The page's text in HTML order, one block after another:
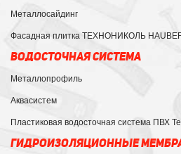
Металлосайдинг
Фасадная плитка ТЕХНОНИКОЛЬ
ВОДОСТОЧНАЯ СИСТЕМА
Металлопрофиль
Аквасистем
Пластиковая водосточная система ПВХ
ГИДРОИЗОЛЯЦИОННЫЕ